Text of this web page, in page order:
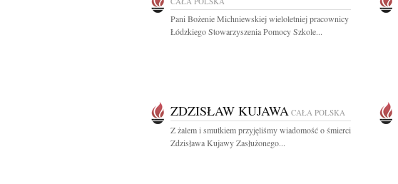
Pani Bożenie Michniewskiej wieloletniej pracownicy
Łódzkiego Stowarzyszenia Pomocy Szkole...
ZDZISŁAW KUJAWA CAŁA POLSKA
Z żalem i smutkiem przyjęliśmy wiadomość o śmierci
Zdzisława Kujawy Zasłużonego...